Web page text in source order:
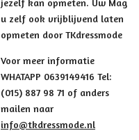
jezelf kan opmeten. Uw Mag
u zelf ook vrijblijvend laten
opmeten door TKdressmode
Voor meer informatie
WHATAPP 0639149416 Tel:
(015) 887 98 71 of anders
mailen naar
info@tkdressmode.nl